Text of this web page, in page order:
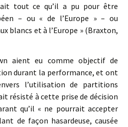
tout ce qu’il a pu pour être
– ou « de l’Europe » – ou
blancs et à l’Europe » (Braxton,
aient eu comme objectif de
durant la performance, et ont
l’utilisation de partitions
résisté à cette prise de décision
qu’il « ne pourrait accepter
de façon hasardeuse, causée